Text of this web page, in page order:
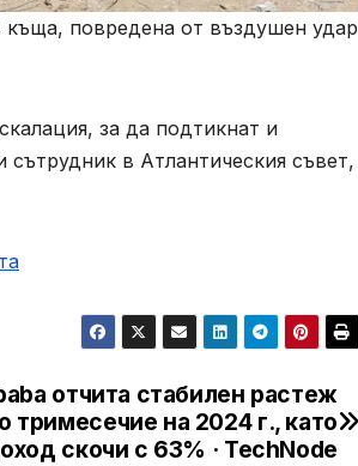
къща, повредена от въздушен удар
за да подтикнат и
в Атлантическия съвет,
отчита стабилен растеж
тримесечие на 2024 г., като
скочи с 63% · TechNode